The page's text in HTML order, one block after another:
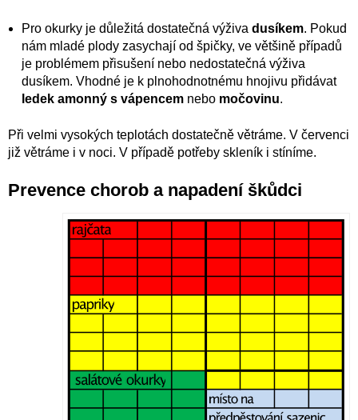
Pro okurky je důležitá dostatečná výživa dusíkem. Pokud
nám mladé plody zasychají od špičky, ve většině případů
je problémem přisušení nebo nedostatečná výživa
dusíkem. Vhodné je k plnohodnotnému hnojivu přidávat
ledek amonný s vápencem nebo močovinu.
Při velmi vysokých teplotách dostatečně větráme. V červenci
již větráme i v noci. V případě potřeby skleník i stíníme.
Prevence chorob a napadení škůdci